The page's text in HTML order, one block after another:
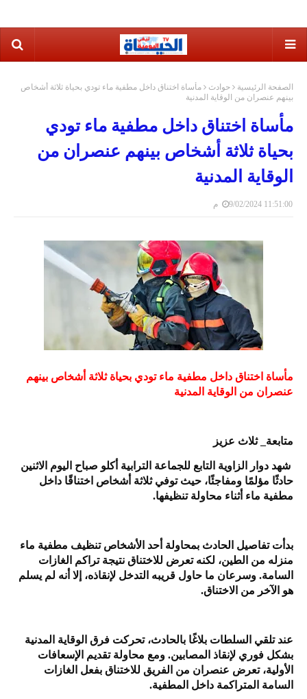
الصفحة الرئيسية حوادث
مأساة اختناق داخل مطفية ماء تودي بحياة ثلاثة أشخاص
بينهم عنصران من الوقاية المدنية
مأساة اختناق داخل مطفية ماء تودي
بحياة ثلاثة أشخاص بينهم عنصران من
الوقاية المدنية
9/02/2024 11:51:00 م
مأساة اختناق داخل مطفية ماء تودي بحياة ثلاثة أشخاص بينهم
عنصران من الوقاية المدنية
متابعة_ ثلاث عزيز
شهد دوار الزاوية التابع للجماعة الترابية أكلو صباح اليوم الاثنين
حادثًا مؤلمًا ومفاجئًا، حيث توفي ثلاثة أشخاص اختناقًا داخل
مطفية ماء أثناء محاولة تنظيفها.
بدأت تفاصيل الحادث بمحاولة أحد الأشخاص تنظيف مطفية ماء
منزله من الطين، لكنه تعرض للاختناق نتيجة تراكم الغازات
السامة. وسرعان ما حاول قريبه التدخل لإنقاذه، إلا أنه لم يسلم
هو الآخر من الاختناق.
عند تلقي السلطات بلاغًا بالحادث، تحركت فرق الوقاية المدنية
بشكل فوري لإنقاذ المصابين. ومع محاولة تقديم الإسعافات
الأولية، تعرض عنصران من الفريق للاختناق بفعل الغازات
السامة المتراكمة داخل المطفية.